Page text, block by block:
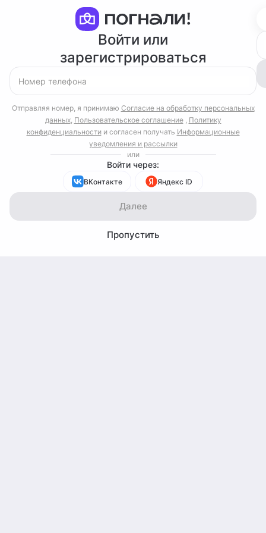
Войти или
зарегистрироваться
Отправляя номер, я принимаю Согласие на обработку персональных
данных, Пользовательское соглашение, Политику
конфиденциальностии согласен получать Информационные
уведомления и рассылки
или
Войти через:
ВКонтакте Яндекс ID
Далее
Пропустить